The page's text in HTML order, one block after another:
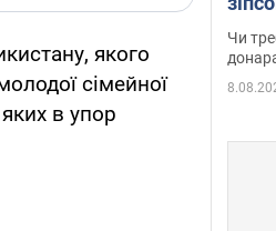
якого
сімейної
в упор
Чи